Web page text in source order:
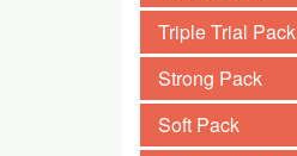
Triple Trial Pack
Strong Pack
Soft Pack